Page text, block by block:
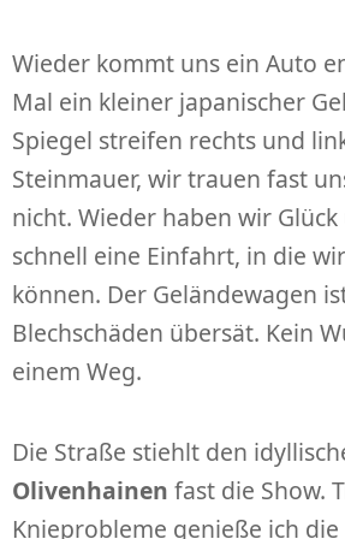
Wieder kommt uns ein Auto
Mal ein kleiner japanischer
Spiegel streifen rechts und
Steinmauer, wir trauen fast
nicht. Wieder haben wir
schnell eine Einfahrt, in die
können. Der Geländewagen
Blechschäden übersät. Kein
einem Weg.
Die Straße stiehlt den
Olivenhainen fast die Show.
Knieprobleme genieße ich